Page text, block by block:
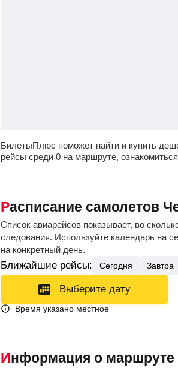
БилетыПлюс поможет найти и купить
рейсы среди 0 на маршруте,
Расписание самолетов
Список авиарейсов показывает, во
следования. Используйте календарь на
на конкретный день.
Ближайшие рейсы: Сегодня Завтра
Выберите дату
Время указано местное
Информация о маршруте